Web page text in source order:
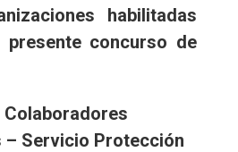
habilitadas
concurso de
Servicio Protección